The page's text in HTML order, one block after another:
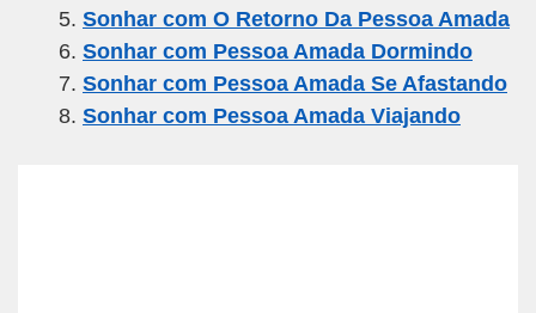
o
k
p
Sonhar com O Retorno Da Pessoa Amada
Sonhar com Pessoa Amada Dormindo
Sonhar com Pessoa Amada Se Afastando
Sonhar com Pessoa Amada Viajando